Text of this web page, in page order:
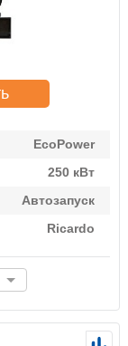
EcoPower
250 кВт
Автозапуск
Ricardo